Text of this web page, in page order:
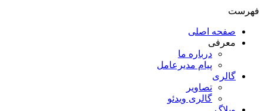
فهرست
صفحه اصلی
معرفی
درباره ما
پیام مدیرعامل
گالری
تصاویر
گالری ویدئو